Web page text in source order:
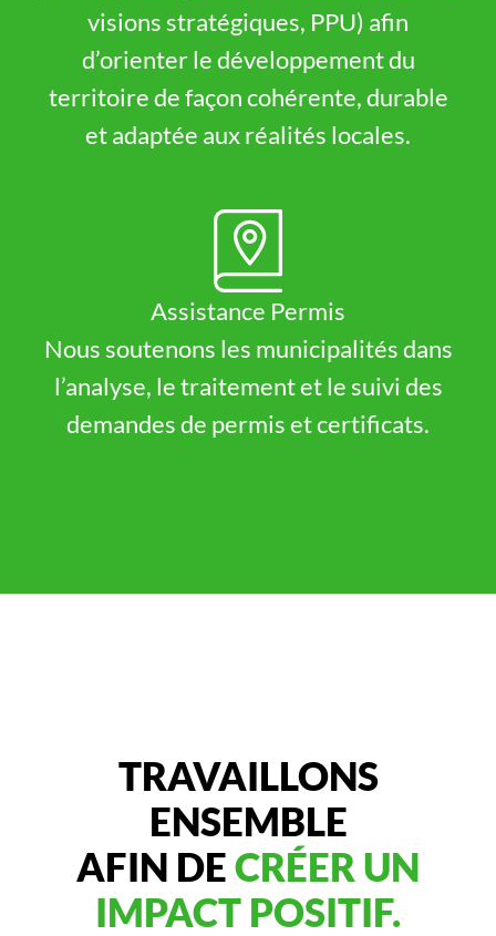
visions stratégiques, PPU) afin
d’orienter le développement du
territoire de façon cohérente, durable
et adaptée aux réalités locales.
Assistance Permis
Nous soutenons les municipalités dans
l’analyse, le traitement et le suivi des
demandes de permis et certificats.
TRAVAILLONS
ENSEMBLE
AFIN DECRÉER UN
IMPACT POSITIF.